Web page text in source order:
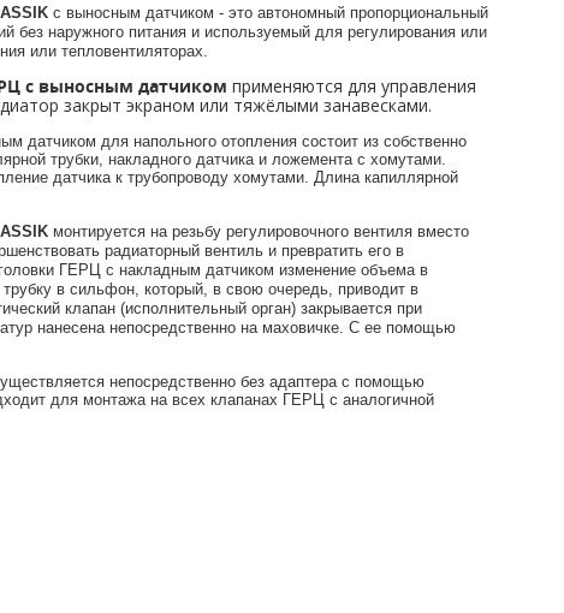
с выносным датчиком - это автономный пропорциональный
без наружного питания и используемый для регулирования или
или тепловентиляторах.
с выносным датчиком
применяются для управления
закрыт экраном или тяжёлыми занавесками.
трубки, накладного датчика и ложемента с хомутами.
датчика к трубопроводу хомутами. Длина капиллярной
монтируется на резьбу регулировочного вентиля вместо
радиаторный вентиль и превратить его в
ГЕРЦ с накладным датчиком изменение объема в
в сильфон, который, в свою очередь, приводит в
клапан (исполнительный орган) закрывается при
нанесена непосредственно на маховичке. С ее помощью
для монтажа на всех клапанах ГЕРЦ с аналогичной